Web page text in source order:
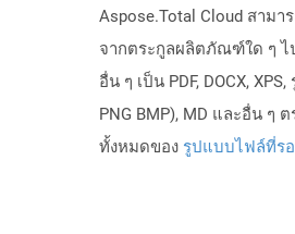
Aspose.Total Cloud สาม
จากตระกูลผลิตภัณฑ์ใด ๆ
อื่น ๆ เป็น PDF, DOCX,
PNG BMP), MD และอื่น ๆ
ทั้งหมดของ รูปแบบไฟล์ที่ร